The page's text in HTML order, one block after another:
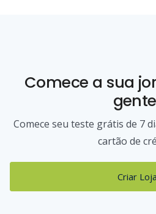
Comece a sua
Comece seu teste grátis de 7
cartão de
Criar Loja